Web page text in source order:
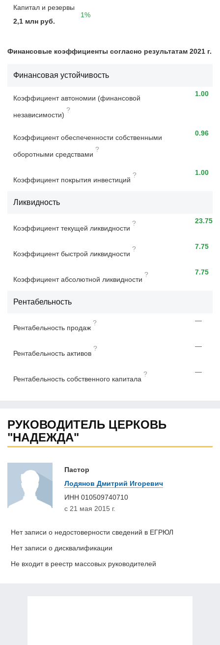
Капитал и резервы
2,1 млн руб.
1%
Финансовые коэффициенты согласно результатам 2021 г.
Финансовая устойчивость
Коэффициент автономии (финансовой
независимости)
?
1.00
Коэффициент обеспеченности собственными
оборотными средствами
?
0.96
Коэффициент покрытия инвестиций
? 1.00
Ликвидность
Коэффициент текущей ликвидности
? 23.75
Коэффициент быстрой ликвидности
? 7.75
Коэффициент абсолютной ликвидности
? 7.75
Рентабельность
Рентабельность продаж
? —
Рентабельность активов
? —
Рентабельность собственного капитала
? —
РУКОВОДИТЕЛЬ ЦЕРКОВЬ
"НАДЕЖДА"
Пастор
Лодянов Дмитрий Игоревич
ИНН 010509740710
с 21 мая 2015 г.
Нет записи о недостоверности сведений в ЕГРЮЛ
Нет записи о дисквалификации
Не входит в реестр массовых руководителей